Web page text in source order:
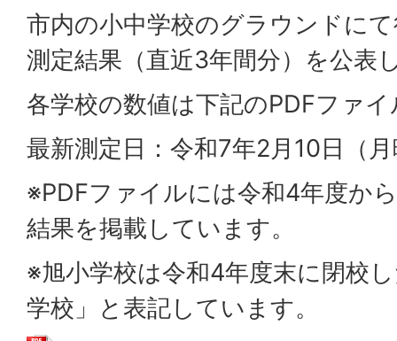
市内の小中学校のグラウンドに
測定結果（直近3年間分）を公表
各学校の数値は下記のPDFファ
最新測定日：令和7年2月10日（
※PDFファイルには令和4年度か
結果を掲載しています。
※旭小学校は令和4年度末に閉校
学校」と表記しています。